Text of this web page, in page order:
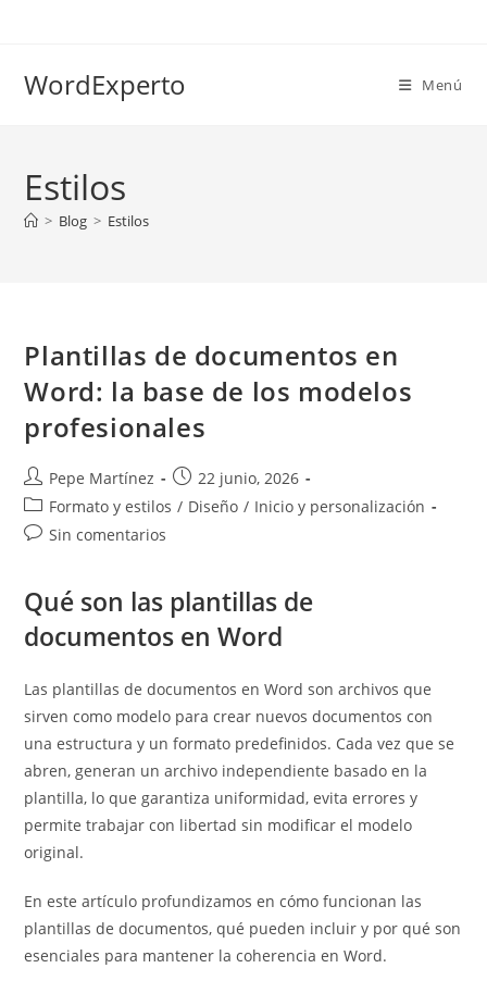
WordExperto Menú
Estilos
> Blog > Estilos
Plantillas de documentos en
Word: la base de los modelos
profesionales
Autor
de
la
entrada:
Pepe Martínez
Publicación
de
22 junio, 2026
Categoría
de
Formato y estilos / Diseño / Inicio y personalización
Comentarios
entrada:
Sin comentarios
Qué son las plantillas de
documentos en Word
Las plantillas de documentos en Word son archivos que
sirven como modelo para crear nuevos documentos con
una estructura y un formato predefinidos. Cada vez que se
abren, generan un archivo independiente basado en la
plantilla, lo que garantiza uniformidad, evita errores y
permite trabajar con libertad sin modificar el modelo
original.
En este artículo profundizamos en cómo funcionan las
plantillas de documentos, qué pueden incluir y por qué son
esenciales para mantener la coherencia en Word.